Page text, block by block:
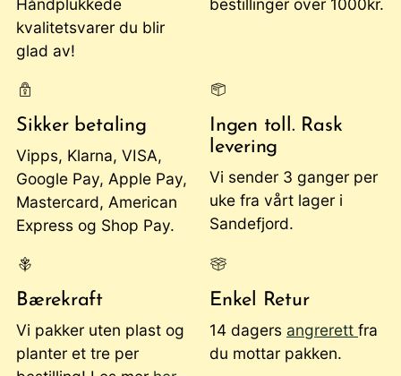
Håndplukkede
kvalitetsvarer du blir
glad av!
bestillinger over 1000kr.
Sikker betaling
Vipps, Klarna, VISA,
Google Pay, Apple Pay,
Mastercard, American
Express og Shop Pay.
Ingen toll. Rask
levering
Vi sender 3 ganger per
uke fra vårt lager i
Sandefjord.
Bærekraft
Vi pakker uten plast og
planter et tre per
Enkel Retur
14 dagers angrerett fra
du mottar pakken.